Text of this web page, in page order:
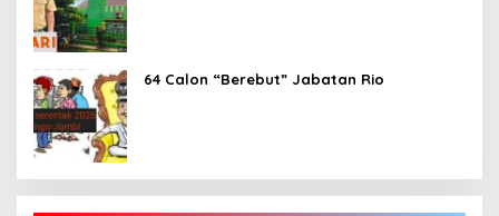
64 Calon “Berebut” Jabatan Rio